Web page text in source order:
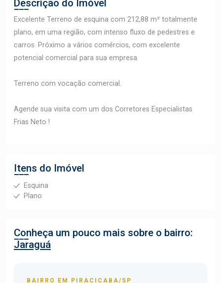
Descrição do Imóvel
Excelente Terreno de esquina com 212,88 m² totalmente
plano, em uma região, com intenso fluxo de pedestres e
carros. Próximo a vários comércios, com excelente
potencial comercial para sua empresa.
Terreno com vocação comercial.
Agende sua visita com um dos Corretores Especialistas
Frias Neto !
Itens do Imóvel
Esquina
Plano
Conheça um pouco mais sobre o bairro:
Jaraguá
BAIRRO EM PIRACICABA/SP